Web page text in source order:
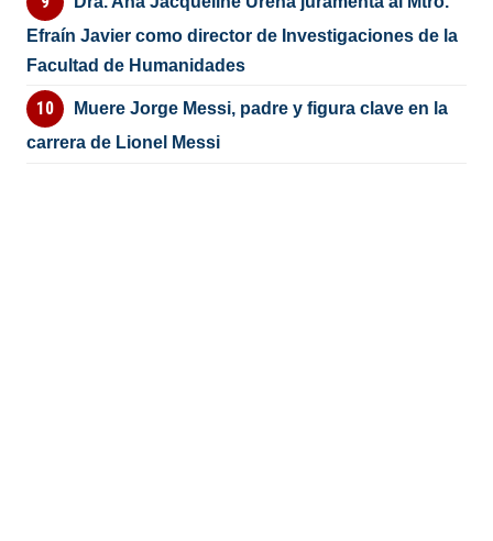
Efraín Javier como director de Investigaciones de la
Facultad de Humanidades
Muere Jorge Messi, padre y figura clave en la
carrera de Lionel Messi